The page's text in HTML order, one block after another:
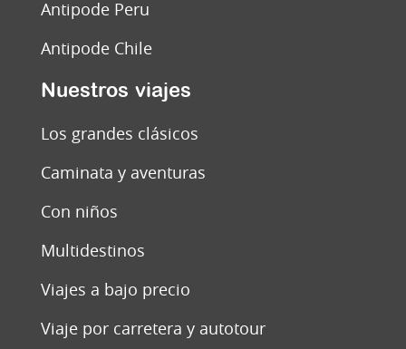
Antipode Peru
Antipode Chile
Nuestros viajes
Los grandes clásicos
Caminata y aventuras
Con niños
Multidestinos
Viajes a bajo precio
Viaje por carretera y autotour